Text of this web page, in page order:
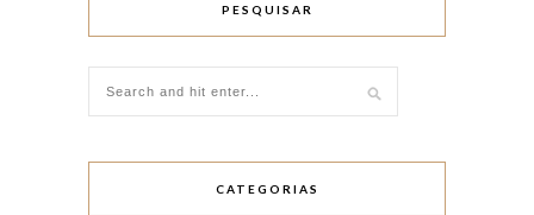
PESQUISAR
CATEGORIAS